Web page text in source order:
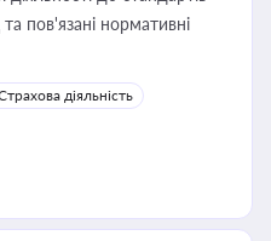
пов'язані нормативні
діяльність